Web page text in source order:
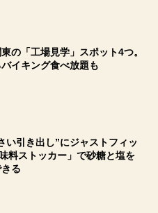
の「工場見学」スポット4つ。
イキング食べ放題も
い引き出し”にジャストフィッ
料ストッカー」で砂糖と塩を
る